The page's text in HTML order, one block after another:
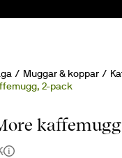
Muggar & koppar
2-pack